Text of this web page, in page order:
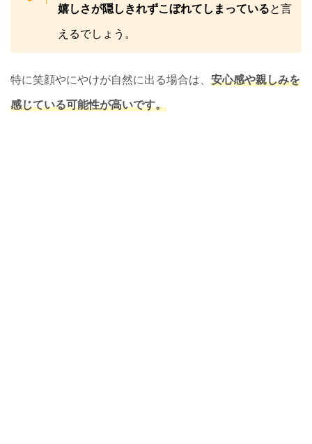
嬉しさが隠しきれずこぼれてしまっていると言
えるでしょう。
特に笑顔やにやけが自然に出る場合は、 安心感や親しみを
感じている可能性が高いです。